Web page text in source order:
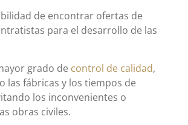
de encontrar ofertas de
para el desarrollo de las
grado de control de calidad,
las fábricas y los tiempos de
los inconvenientes o
obras civiles.